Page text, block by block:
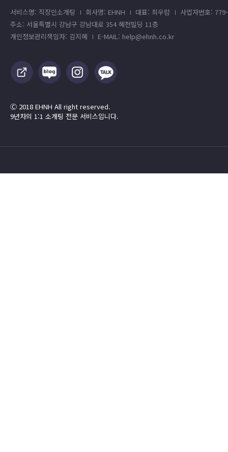
서비스명: 직장인소개팅 회사명: EHNH 대표: 최우람
사업자번호:
주소: 서울특별시 강남구 강남대로 354 혜천빌딩 11층
개인정보관리책임자: 김지혜
E-MAIL: help@ehnh.co.kr
Ⓒ 2018 EHNH All right reserved.
9년차의 1:1 소개팅 전문 서비스입니다.